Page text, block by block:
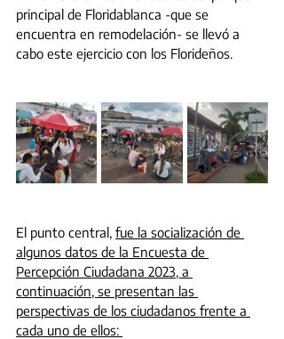
principal de Floridablanca -que se
encuentra en remodelación- se llevó a
cabo este ejercicio con los Florideños.
El punto central, fue la socialización de
algunos datos de la Encuesta de
Percepción Ciudadana 2023, a
continuación, se presentan las
perspectivas de los ciudadanos frente a
cada uno de ellos: